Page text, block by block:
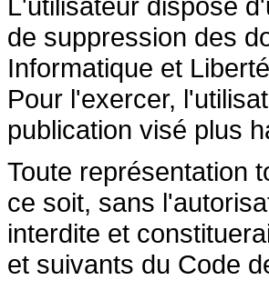
L'utilisateur dispose
de suppression des
Informatique et
Pour l'exercer,
publication visé plus
Toute représentation
ce soit, sans
interdite et
et suivants du Code